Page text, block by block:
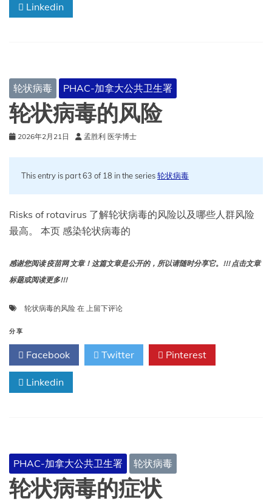
Linkedin
轮状病毒 PHAC-加拿大公共卫生署
轮状病毒的风险
2026年2月21日 孟胜利 医学博士
This entry is part 63 of 18 in the series轮状病毒
Risks of rotavirus 了解轮状病毒的风险以及哪些人群风险
最高。 本页 感染轮状病毒的
感谢您阅读 疫苗网 文章！这篇文章是公开的，所以请随时分享它。!!! 点击文章
标题或阅读更多!!!
轮状病毒的风险 在 轮
毒
风
上留下评论
分享
Facebook Twitter Pinterest
Linkedin
PHAC-加拿大公共卫生署 轮状病毒
轮状病毒的症状